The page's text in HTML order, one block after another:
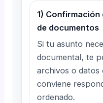
1)
de documentos
Si tu asunto
documental, te
archivos o
conviene
ordenado.